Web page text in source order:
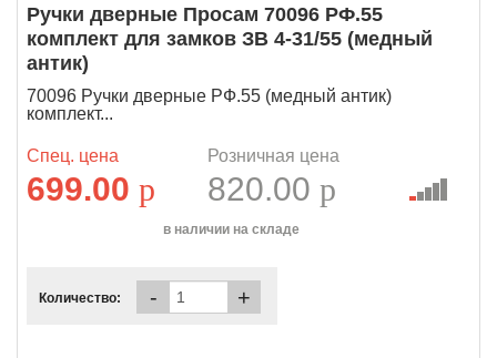
Ручки дверные Просам 70096 РФ.55
комплект для замков ЗВ 4-31/55 (медный
антик)
70096 Ручки дверные РФ.55 (медный антик)
комплект...
Спец. цена
699.00 p
Розничная цена
820.00 p
в наличии на складе
Количество: - +